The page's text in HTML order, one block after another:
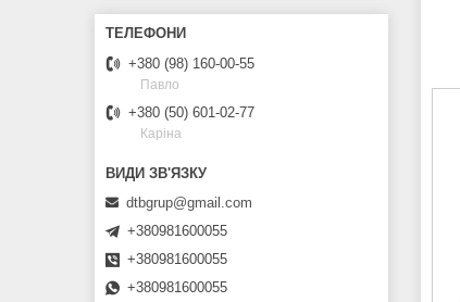
+380 (98) 160-00-55
Павло
+380 (50) 601-02-77
Каріна
dtbgrup@gmail.com
+380981600055
+380981600055
+380981600055